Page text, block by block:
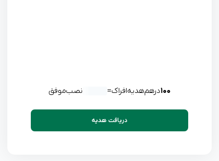
100درهم هدیه افراک= نصب موفق
دریافت هدیه